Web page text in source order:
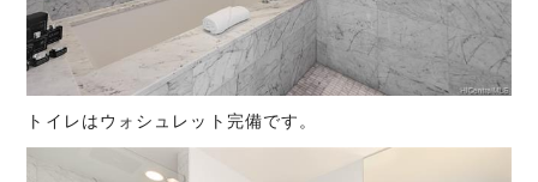
トイレはウォシュレット完備です。